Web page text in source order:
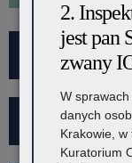
For Foreigners
Wykaz szkół i
2.
jest pan
zwany
W
danych
Krakowie,
Kuratorium